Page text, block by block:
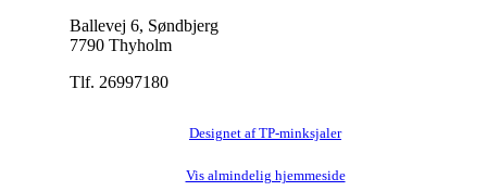
Ballevej 6, Søndbjerg
7790 Thyholm
Tlf. 26997180
Designet af TP-minksjaler
Vis almindelig hjemmeside